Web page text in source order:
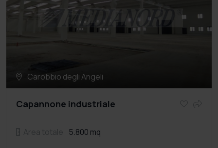
Carobbio degli Angeli
Capannone industriale
5.800 mq